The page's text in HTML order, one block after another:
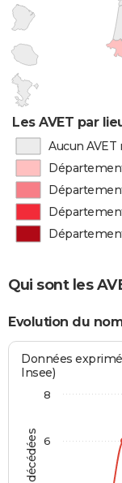
Les AVET par
Aucun
Qui sont les
Evolution du
Données
Insee)
6
8